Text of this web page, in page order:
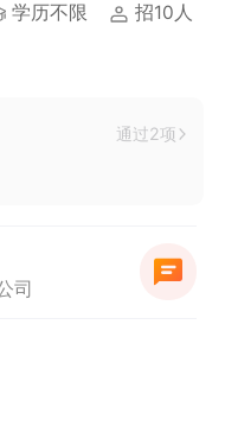
学历不限 招10人
通过2项
司